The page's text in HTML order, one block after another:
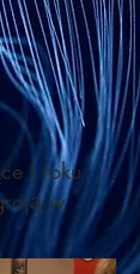
I roku
w